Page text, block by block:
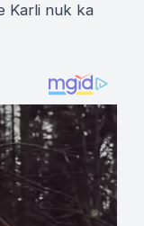
Karli nuk ka